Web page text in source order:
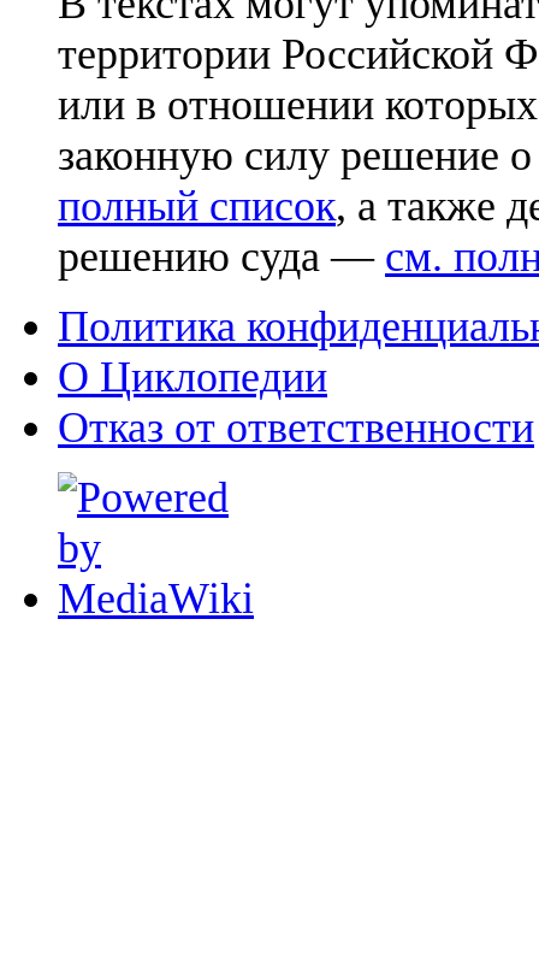
территории Российской
или в отношении
законную силу решение
полный список, а также
решению суда — см.
Политика
О Циклопедии
Отказ от ответственности